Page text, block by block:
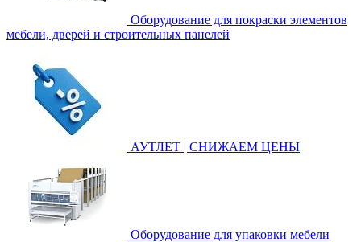
Оборудование для покраски элементов
мебели, дверей и строительных панелей
АУТЛЕТ | СНИЖАЕМ ЦЕНЫ
Оборудование для упаковки мебели